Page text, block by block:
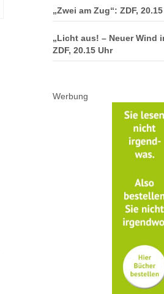
„Zwei am Zug“: ZDF,
„Licht aus! – Neuer Wind
ZDF, 20.15 Uhr
Werbung